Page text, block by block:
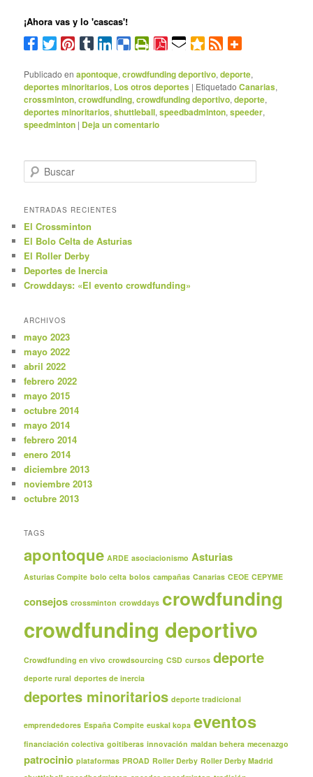
¡Ahora vas y lo 'cascas'!
Publicado en apontoque,crowdfunding deportivo,deporte,
deportes minoritarios, Los otros deportes | Etiquetado Canarias,
crossminton,crowdfunding,crowdfunding deportivo,deporte,
deportes minoritarios,shuttleball,speedbadminton,speeder,
speedminton | Deja un comentario
u
c
r
ENTRADAS RECIENTES
El Crossminton
El Bolo Celta de Asturias
El Roller Derby
Deportes de Inercia
Crowddays: «El evento crowdfunding»
ARCHIVOS
mayo 2023
mayo 2022
abril 2022
febrero 2022
mayo 2015
octubre 2014
mayo 2014
febrero 2014
enero 2014
diciembre 2013
noviembre 2013
octubre 2013
TAGS
apontoque ARDE asociacionismo Asturias
Asturias Compite bolo celta bolos campañas Canarias CEOE CEPYME
consejos crossminton crowddays crowdfunding
crowdfunding deportivo
Crowdfunding en vivo crowdsourcing CSD cursos deporte
deporte rural deportes de inercia
deportes minoritarios deporte tradicional
emprendedores España Compite euskal kopa eventos
financiación colectiva goitiberas innovación maldan behera mecenazgo
patrocinio plataformas PROAD Roller Derby Roller Derby Madrid